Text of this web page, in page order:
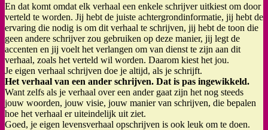
En dat komt omdat elk verhaal een enkele schrijver uitkiest om door
verteld te worden. Jij hebt de juiste achtergrondinformatie, jij hebt de
ervaring die nodig is om dit verhaal te schrijven, jij hebt de toon die
geen andere schrijver zou gebruiken op deze manier, jij legt de
accenten en jij voelt het verlangen om van dienst te zijn aan dit
verhaal, zoals het verteld wil worden. Daarom kiest het jou.
Je eigen verhaal schrijven doe je altijd, als je schrijft.
Het verhaal van een ander schrijven. Dat is pas ingewikkeld.
Want zelfs als je verhaal over een ander gaat zijn het nog steeds
jouw woorden, jouw visie, jouw manier van schrijven, die bepalen
hoe het verhaal er uiteindelijk uit ziet.
Goed, je eigen levensverhaal opschrijven is ook leuk om te doen.